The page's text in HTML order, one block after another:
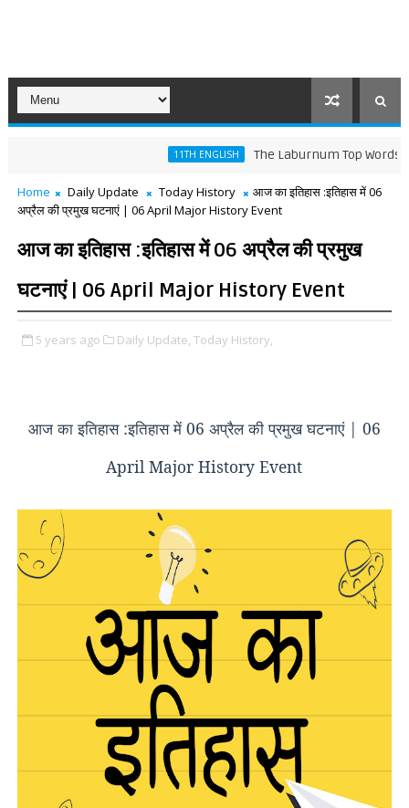
11TH ENGLISH The Laburnum Top Words
Home Daily Update Today History
आज का इतिहास :इतिहास में 06
अप्रैल की प्रमुख घटनाएं | 06 April Major History Event
आज का इतिहास :इतिहास में 06 अप्रैल की प्रमुख
घटनाएं | 06 April Major History Event
5 years ago Daily Update, Today History,
आज का इतिहास :इतिहास में 06 अप्रैल की प्रमुख घटनाएं | 06
April Major History Event